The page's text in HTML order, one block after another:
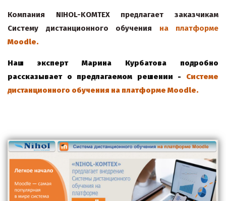
Компания NIHOL-KOMTEX
предлагает заказчикам
Систему дистанционного обучения
на
платформе
Moodle.
Наш эксперт Марина Курбатова подробно
рассказывает о предлагаемом решении - Системе
дистанционного обучения на платформе Moodle.